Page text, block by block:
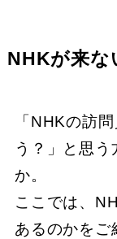
NHKが来な
「NHKの訪
う？」と思う
か。
ここでは、
あるのかをご